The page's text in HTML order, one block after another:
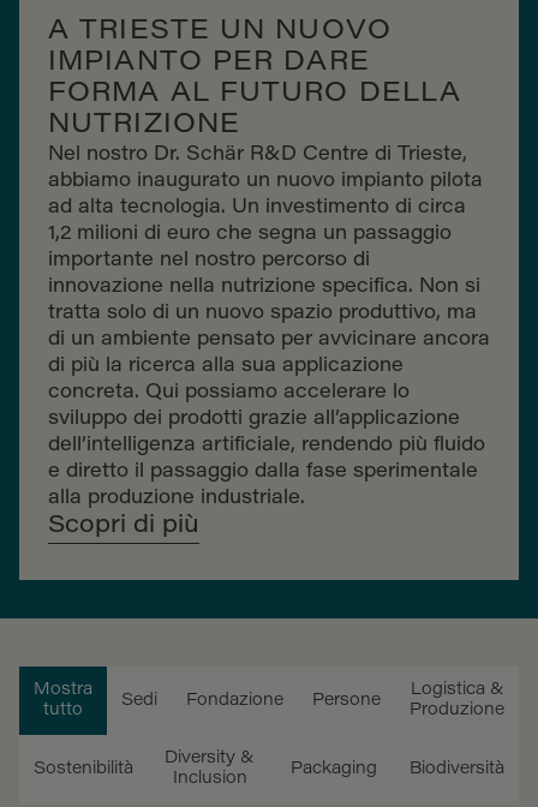
A TRIESTE UN NUOVO
IMPIANTO PER DARE
FORMA AL FUTURO DELLA
NUTRIZIONE
Nel nostro Dr. Schär R&D Centre di Trieste,
abbiamo inaugurato un nuovo impianto pilota
ad alta tecnologia. Un investimento di circa
1,2 milioni di euro che segna un passaggio
importante nel nostro percorso di
innovazione nella nutrizione specifica. Non si
tratta solo di un nuovo spazio produttivo, ma
di un ambiente pensato per avvicinare ancora
di più la ricerca alla sua applicazione
concreta. Qui possiamo accelerare lo
sviluppo dei prodotti grazie all’applicazione
dell’intelligenza artificiale, rendendo più fluido
e diretto il passaggio dalla fase sperimentale
alla produzione industriale.
Scopri di più
Mostra
tutto
Sedi Fondazione Persone
Logistica &
Produzione
Sostenibilità
Diversity &
Inclusion
Packaging Biodiversità